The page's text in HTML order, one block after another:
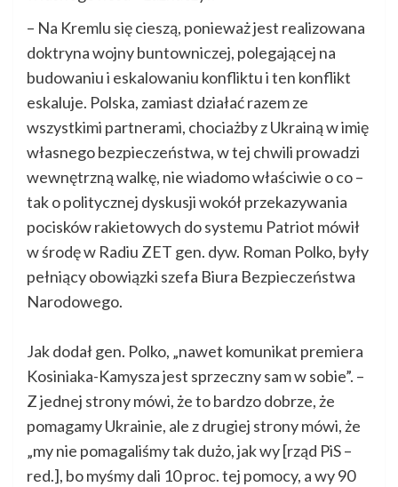
– Na Kremlu się cieszą, ponieważ jest realizowana
doktryna wojny buntowniczej, polegającej na
budowaniu i eskalowaniu konfliktu i ten konflikt
eskaluje. Polska, zamiast działać razem ze
wszystkimi partnerami, chociażby z Ukrainą w imię
własnego bezpieczeństwa, w tej chwili prowadzi
wewnętrzną walkę, nie wiadomo właściwie o co –
tak o politycznej dyskusji wokół przekazywania
pocisków rakietowych do systemu Patriot mówił
w środę w Radiu ZET gen. dyw. Roman Polko, były
pełniący obowiązki szefa Biura Bezpieczeństwa
Narodowego.
Jak dodał gen. Polko, „nawet komunikat premiera
Kosiniaka-Kamysza jest sprzeczny sam w sobie”. –
Z jednej strony mówi, że to bardzo dobrze, że
pomagamy Ukrainie, ale z drugiej strony mówi, że
„my nie pomagaliśmy tak dużo, jak wy [rząd PiS –
red.], bo myśmy dali 10 proc. tej pomocy, a wy 90